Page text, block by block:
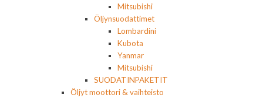
Mitsubishi
Öljynsuodattimet
Lombardini
Kubota
Yanmar
Mitsubishi
SUODATINPAKETIT
Öljyt moottori & vaihteisto